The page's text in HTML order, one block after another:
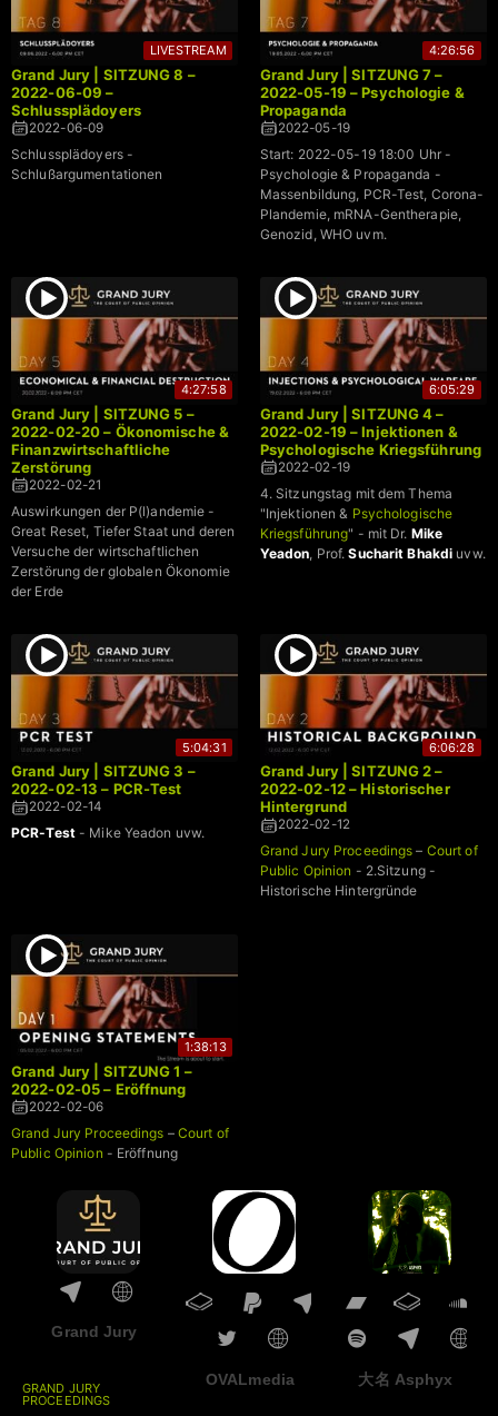
LIVESTREAM
Grand Jury | SITZUNG 8 –
2022-06-09 –
Schlussplädoyers
2022-06-09
Schlussplädoyers -
Schlußargumentationen
4:26:56
Grand Jury | SITZUNG 7 –
2022-05-19 – Psychologie &
Propaganda
2022-05-19
Start: 2022-05-19 18:00 Uhr -
Psychologie & Propaganda -
Massenbildung, PCR-Test, Corona-
Plandemie, mRNA-Gentherapie,
Genozid, WHO uvm.
4:27:58
Grand Jury | SITZUNG 5 –
2022-02-20 – Ökonomische &
Finanzwirtschaftliche
Zerstörung
2022-02-21
Auswirkungen der P(l)andemie -
Great Reset, Tiefer Staat und deren
Versuche der wirtschaftlichen
Zerstörung der globalen Ökonomie
der Erde
6:05:29
Grand Jury | SITZUNG 4 –
2022-02-19 – Injektionen &
Psychologische Kriegsführung
2022-02-19
4. Sitzungstag mit dem Thema
"Injektionen & Psychologische
Kriegsführung" - mit Dr. Mike
Yeadon , Prof.Sucharit Bhakdi uvw.
5:04:31
Grand Jury | SITZUNG 3 –
2022-02-13 – PCR-Test
2022-02-14
PCR-Test- Mike Yeadon uvw.
6:06:28
Grand Jury | SITZUNG 2 –
2022-02-12 – Historischer
Hintergrund
2022-02-12
Grand Jury Proceedings – Court of
Public Opinion - 2.Sitzung -
Historische Hintergründe
1:38:13
Grand Jury | SITZUNG 1 –
2022-02-05 – Eröffnung
2022-02-06
Grand Jury Proceedings – Court of
Public Opinion - Eröffnung
Grand Jury
GRAND JURY
PROCEEDINGS
OVALmedia 大名 Asphyx